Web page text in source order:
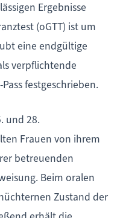
Ergebnisse
(oGTT) ist um
eine endgültige
verpflichtende
festgeschrieben.
und 28.
Frauen von ihrem
betreuenden
Beim oralen
Zustand der